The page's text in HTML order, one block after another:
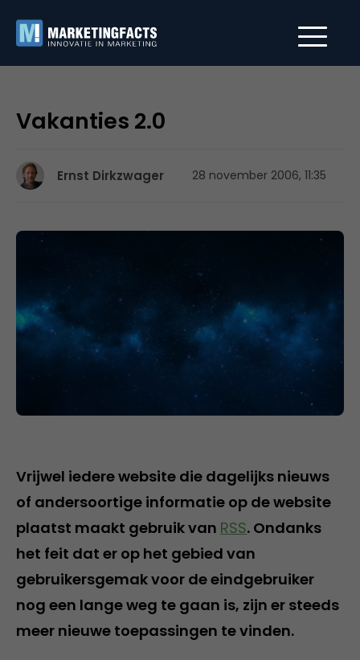
Vakanties 2.0
Ernst Dirkzwager 28 november 2006, 11:35
Vrijwel iedere website die dagelijks nieuws
of andersoortige informatie op de website
plaatst maakt gebruik van RSS. Ondanks
het feit dat er op het gebied van
gebruikersgemak voor de eindgebruiker
nog een lange weg te gaan is, zijn er steeds
meer nieuwe toepassingen te vinden.